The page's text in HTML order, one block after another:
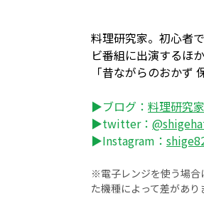
料理研究家。初心者
ビ番組に出演するほ
「昔ながらのおかず
▶ブログ： 料理研究
▶twitter：
▶Instagram：
※電子レンジを使う場合
た機種によって差があり